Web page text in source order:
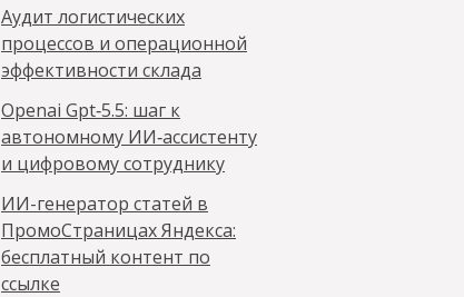
Аудит логистических
процессов и операционной
эффективности склада
Openai Gpt‑5.5: шаг к
автономному ИИ‑ассистенту
и цифровому сотруднику
ИИ-генератор статей в
ПромоСтраницах Яндекса:
бесплатный контент по
ссылке